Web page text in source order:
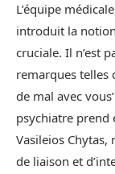
L’équipe
introduit la notion
cruciale. Il n’est
remarques telles
de mal avec
psychiatre prend
Vasileios Chytas,
de liaison et